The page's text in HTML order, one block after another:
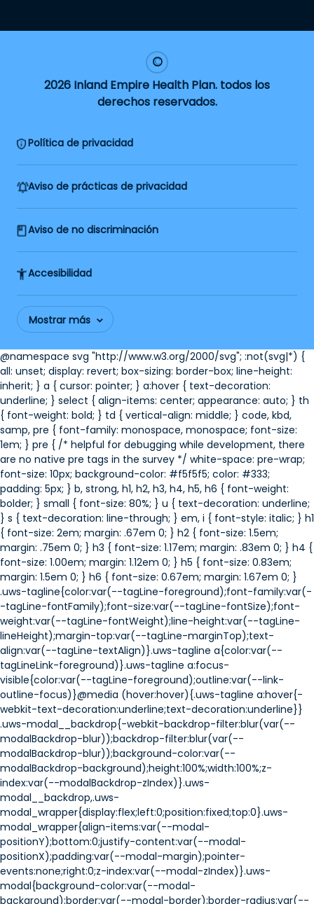
2026 Inland Empire Health Plan. todos los
derechos reservados.
Política de privacidad
Aviso de prácticas de privacidad
Aviso de no discriminación
Accesibilidad
Mostrar más